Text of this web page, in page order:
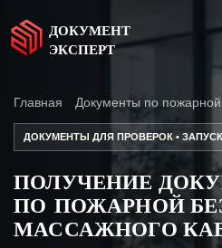
ДОКУМЕНТ
ЭКСПЕРТ
Главная Документы по пожарной
ДОКУМЕНТЫ ДЛЯ ПРОВЕРОК •
ПОЛУЧЕНИЕ
ПО ПОЖАРНОЙ
МАССАЖНОГО